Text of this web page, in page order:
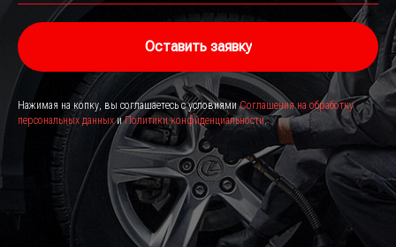
Оставить заявку
Нажимая на копку, вы соглашаетесь с условиямиСоглашения на обработку
персональных данныхиПолитики конфиденциальности.